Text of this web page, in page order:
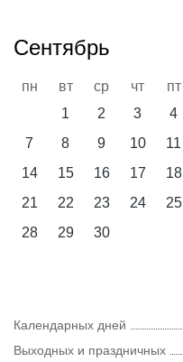
Сентябрь
пн вт ср чт пт
1
2 3 4
7
8 9 10 11
14
15 16 17 18
21
22 23 24 25
28
29 30
Календарных дней
Выходных и праздничных